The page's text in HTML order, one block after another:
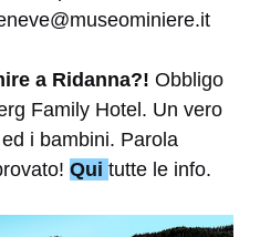
a Ridanna?! Obbligo
Family Hotel. Un vero
i bambini. Parola
Qui tutte le info.